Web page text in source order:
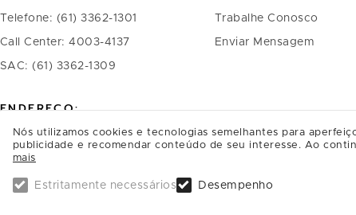
Telefone: (61) 3362-1301
Call Center: 4003-4137
SAC: (61) 3362-1309
ENDEREÇO:
ParkShopping, SAI/SO Área 6580
Brasília - DF
CEP: 71219-900
Trabalhe Conosco
Enviar Mensagem
Nós utilizamos cookies e tecnologias semelhantes para
publicidade e recomendar conteúdo de seu interesse. Ao
mais
Estritamente necessários Desempenho